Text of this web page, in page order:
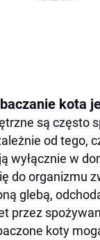
kota
są często
od tego,
wyłącznie w
do organizmu
glebą,
przez
koty